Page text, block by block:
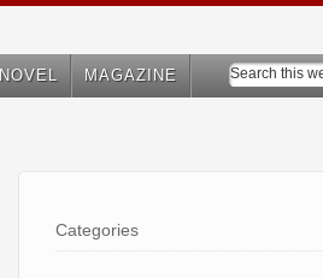
NOVEL MAGAZINE
Categories